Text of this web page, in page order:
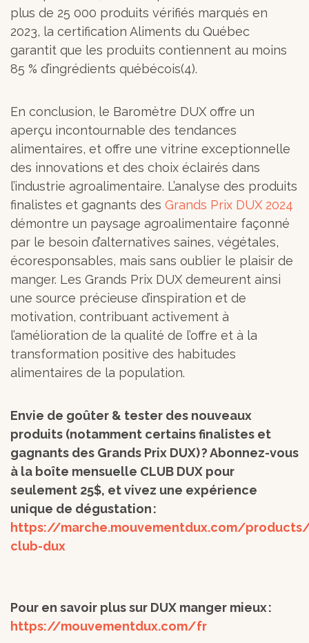
plus de 25 000 produits vérifiés marqués en
2023, la certification Aliments du Québec
garantit que les produits contiennent au moins
85 % d’ingrédients québécois(4).
En conclusion, le Baromètre DUX offre un
aperçu incontournable des tendances
alimentaires, et offre une vitrine exceptionnelle
des innovations et des choix éclairés dans
l’industrie agroalimentaire. L’analyse des produits
finalistes et gagnants des Grands Prix DUX 2024
démontre un paysage agroalimentaire façonné
par le besoin d’alternatives saines, végétales,
écoresponsables, mais sans oublier le plaisir de
manger. Les Grands Prix DUX demeurent ainsi
une source précieuse d’inspiration et de
motivation, contribuant activement à
l’amélioration de la qualité de l’offre et à la
transformation positive des habitudes
alimentaires de la population.
Envie de goûter & tester des nouveaux
produits (notamment certains finalistes et
gagnants des Grands Prix DUX) ? Abonnez-vous
à la boîte mensuelle CLUB DUX pour
seulement 25$, et vivez une expérience
unique de dégustation :
https://marche.mouvementdux.com/
club-dux
Pour en savoir plus sur DUX manger mieux :
https://mouvementdux.com/fr